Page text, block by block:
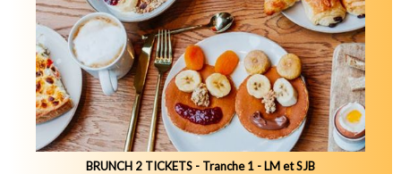
BRUNCH 2 TICKETS - Tranche 1 - LM et SJB